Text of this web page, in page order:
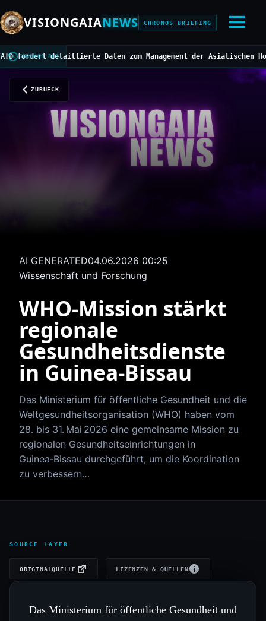
VISIONGAIANEWS CHRONOS BRIEFING
CHRONOS BUS
detaillierte Daten zum Management der Asiatischen Hornisse
ZURUECK
AI GENERATED04.06.2026 00:25
Wissenschaft und Forschung
WHO‑Mission stärkt
regionale
Gesundheitsdienste
in Guinea-Bissau
Das Ministerium für öffentliche Gesundheit und die
Weltgesundheitsorganisation (WHO) haben vom
28. bis 31. Mai 2026 eine gemeinsame Mission zu
regionalen Gesundheitseinrichtungen in
Guinea‑Bissau durchgeführt, um die Koordination
zu verbessern…
SOURCE LAYER
ORIGINALQUELLE LIZENZEN & QUELLEN
Das Ministerium für öffentliche Gesundheit und